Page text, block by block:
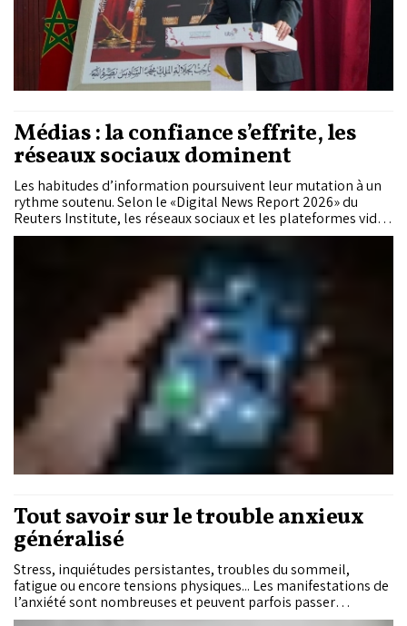
Médias : la confiance s’effrite, les
réseaux sociaux dominent
Les habitudes d’information poursuivent leur mutation à un
rythme soutenu. Selon le «Digital News Report 2026» du
Reuters Institute, les réseaux sociaux et les plateformes vidéo
sont désormais devenus la principale porte d’entrée vers
télévision. Dans le même temps, la confiance dans
l’information atteint son niveau le plus bas depuis une
décennie. Une évolution qui interpelle particulièrement le
Maroc, où les usages numériques progressent rapidement
tandis que la relation du public aux médias demeure fragile.
Tout savoir sur le trouble anxieux
généralisé
Stress, inquiétudes persistantes, troubles du sommeil,
fatigue ou encore tensions physiques... Les manifestations de
l’anxiété sont nombreuses et peuvent parfois passer
inaperçues ou être attribuées à d’autres causes. Pourtant,